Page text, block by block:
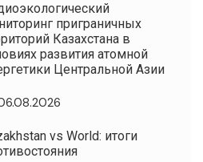
приграничных
Казахстана в
развития атомной
Центральной Азии
vs World: итоги